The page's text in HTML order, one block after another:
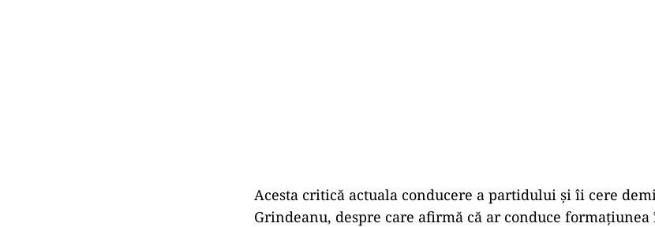
Acesta critică actuala conducere a partidului și îi cere
Grindeanu, despre care afirmă că ar conduce